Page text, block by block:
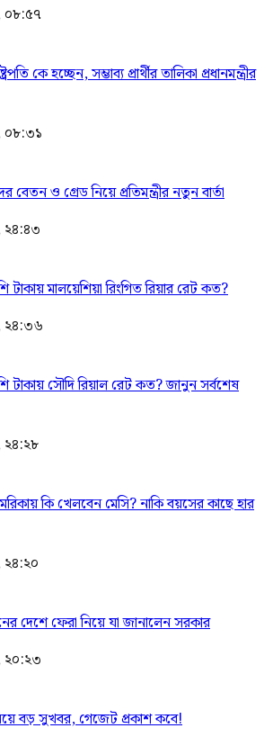
কে হচ্ছেন, সম্ভাব্য প্রার্থীর তালিকা প্রধানমন্ত্রীর
বেতন ও গ্রেড নিয়ে প্রতিমন্ত্রীর নতুন বার্তা
টাকায় মালয়েশিয়া রিংগিত রিয়ার রেট কত?
২৪:৩৬
টাকায় সৌদি রিয়াল রেট কত? জানুন সর্বশেষ
কি খেলবেন মেসি? নাকি বয়সের কাছে হার
দেশে ফেরা নিয়ে যা জানালেন সরকার
বড় সুখবর, গেজেট প্রকাশ কবে!